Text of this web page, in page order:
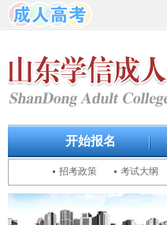
开始报名
招考政策 考试大纲